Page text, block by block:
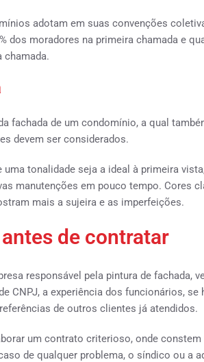
adotam em suas convenções
dos moradores na primeira chamada e
chamada.
fachada de um condomínio, a qual
devem ser considerados.
tonalidade seja a ideal à primeira
manutenções em pouco tempo. Cores
mais a sujeira e as imperfeições.
de contratar
responsável pela pintura de fachada,
CNPJ, a experiência dos funcionários, se
de outros clientes já atendidos.
um contrato criterioso, onde
de qualquer problema, o síndico ou a